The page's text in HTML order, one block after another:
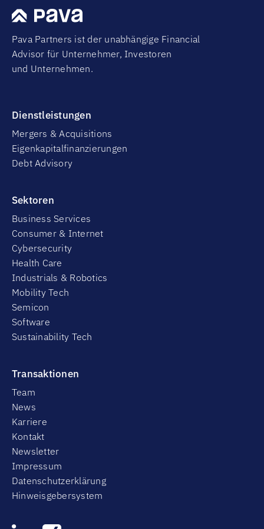
Pava Partners ist der unabhängige Financial
Advisor für Unternehmer, Investoren
und Unternehmen.
Dienstleistungen
Mergers & Acquisitions
Eigenkapitalfinanzierungen
Debt Advisory
Sektoren
Business Services
Consumer & Internet
Cybersecurity
Health Care
Industrials & Robotics
Mobility Tech
Semicon
Software
Sustainability Tech
Transaktionen
Team
News
Karriere
Kontakt
Newsletter
Impressum
Datenschutzerklärung
Hinweisgebersystem